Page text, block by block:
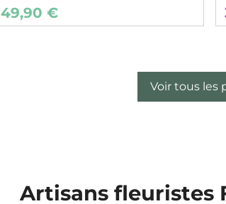
49,90 €
Voir tous les
Artisans fleuristes